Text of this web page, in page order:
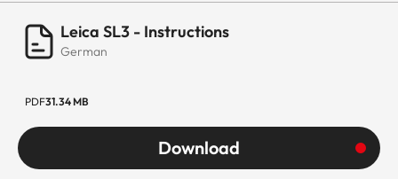
Leica SL3 - Instructions
German
PDF31.34 MB
Download